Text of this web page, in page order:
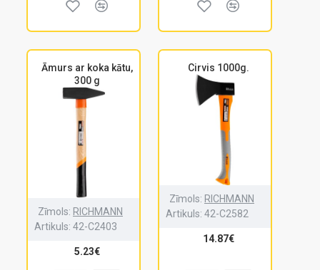
Āmurs ar koka kātu,
300 g
Zīmols: RICHMANN
Artikuls: 42-C2403
5.23€
Cirvis 1000g.
Zīmols: RICHMANN
Artikuls: 42-C2582
14.87€